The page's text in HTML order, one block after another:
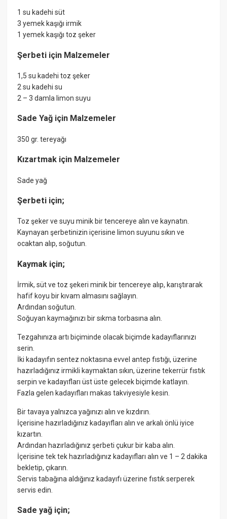
1 su kadehi süt
3 yemek kaşığı irmik
1 yemek kaşığı toz şeker
Şerbeti için Malzemeler
1,5 su kadehi toz şeker
2 su kadehi su
2 – 3 damla limon suyu
Sade Yağ için Malzemeler
350 gr. tereyağı
Kızartmak için Malzemeler
Sade yağ
Şerbeti için;
Toz şeker ve suyu minik bir tencereye alın ve kaynatın.
Kaynayan şerbetinizin içerisine limon suyunu sıkın ve
ocaktan alıp, soğutun.
Kaymak için;
İrmik, süt ve toz şekeri minik bir tencereye alıp, karıştırarak
hafif koyu bir kıvam almasını sağlayın.
Ardından soğutun.
Soğuyan kaymağınızı bir sıkma torbasına alın.
Tezgahınıza artı biçiminde olacak biçimde kadayıflarınızı
serin.
İki kadayıfın sentez noktasına evvel antep fıstığı, üzerine
hazırladığınız irmikli kaymaktan sıkın, üzerine tekerrür fıstık
serpin ve kadayıfları üst üste gelecek biçimde katlayın.
Fazla gelen kadayıfları makas takviyesiyle kesin.
Bir tavaya yalnızca yağınızı alın ve kızdırın.
İçerisine hazırladığınız kadayıfları alın ve arkalı önlü iyice
kızartın.
Ardından hazırladığınız şerbeti çukur bir kaba alın.
İçerisine tek tek hazırladığınız kadayıfları alın ve 1 – 2 dakika
bekletip, çıkarın.
Servis tabağına aldığınız kadayıfı üzerine fıstık serperek
servis edin.
Sade yağ için;